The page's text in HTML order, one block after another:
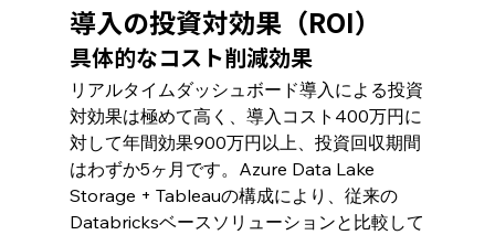
導入の投資対効果（ROI）
具体的なコスト削減効果
リアルタイムダッシュボード導入による投資
対効果は極めて高く、導入コスト400万円に
対して年間効果900万円以上、投資回収期間
はわずか5ヶ月です。Azure Data Lake
Storage + Tableauの構成により、従来の
Databricksベースソリューションと比較して